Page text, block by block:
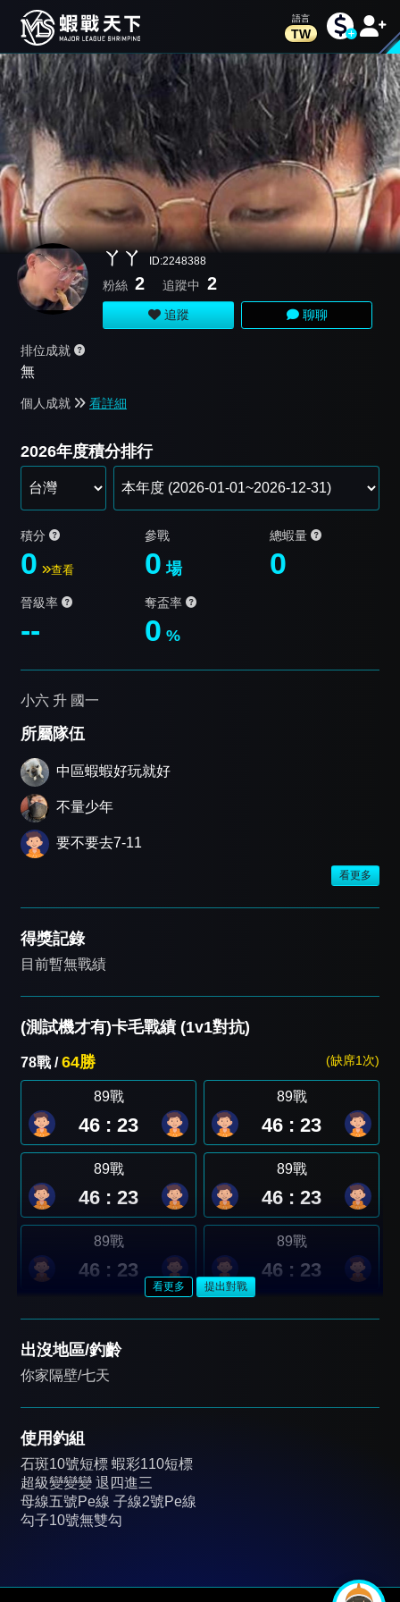
TW
ㄚㄚ ID:2248388
粉絲 2 追蹤中 2
追蹤 聊聊
排位成就
無
個人成就 看詳細
2026年度積分排行
積分
0 查看
參戰
0場
總蝦量
0
晉級率
--
奪盃率
0 %
小六 升 國一
所屬隊伍
中區蝦蝦好玩就好
不量少年
要不要去7-11
看更多
得獎記錄
目前暫無戰績
(測試機才有)卡毛戰績 (1v1對抗)
78戰 /64勝 (缺席1次)
89戰
46 : 23
89戰
46 : 23
89戰
46 : 23
89戰
46 : 23
89戰
46 : 23
89戰
46 : 23
看更多 提出對戰
出沒地區/釣齡
你家隔壁/七天
使用釣組
石斑10號短標 蝦彩110短標
超級變變變 退四進三
母線五號Pe線 子線2號Pe線
勾子10號無雙勾